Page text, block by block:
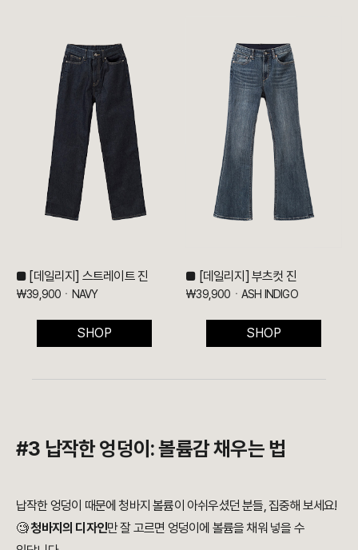
■ [데일리지] 스트레이트 진
₩39,900ㆍNAVY
SHOP
■ [데일리지] 부츠컷 진
₩39,900ㆍASH INDIGO
SHOP
#3 납작한 엉덩이: 볼륨감 채우는 법
납작한 엉덩이 때문에 청바지 볼륨이 아쉬우셨던 분들, 집중해 보세요!
🧐청바지의 디자인만 잘 고르면 엉덩이에 볼륨을 채워 넣을 수